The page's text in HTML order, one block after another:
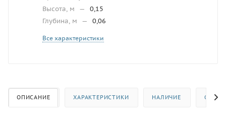
Высота, м
—
0,15
Глубина, м
— 0,06
Все характеристики
ОПИСАНИЕ ХАРАКТЕРИСТИКИ НАЛИЧИЕ